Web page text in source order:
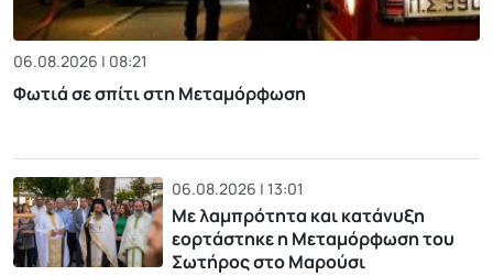
06.08.2026 | 08:21
Φωτιά σε σπίτι στη Μεταμόρφωση
06.08.2026 | 13:01
Με λαμπρότητα και κατάνυξη
εορτάστηκε η Μεταμόρφωση του
Σωτήρος στο Μαρούσι